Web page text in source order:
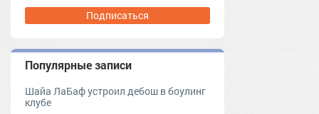
Подписаться
Популярные записи
Шайа ЛаБаф устроил дебош в боулинг
клубе